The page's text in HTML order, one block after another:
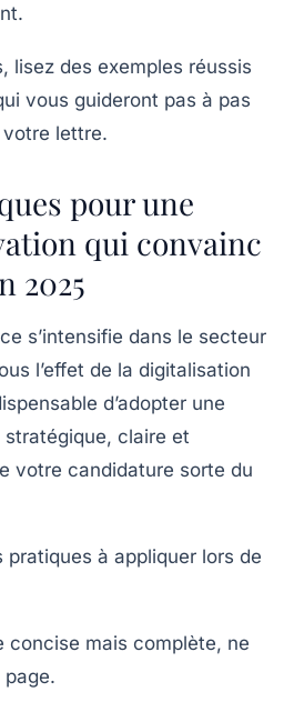
lisez des exemples réussis
vous guideront pas à pas
votre lettre.
pour une
qui convainc
2025
s’intensifie dans le secteur
l’effet de la digitalisation
d’adopter une
claire et
votre candidature sorte du
pratiques à appliquer lors de
concise mais complète, ne